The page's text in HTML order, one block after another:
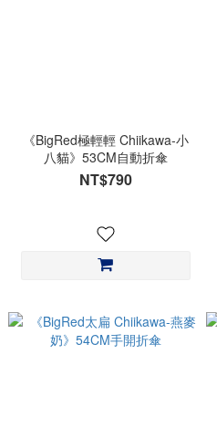
《BigRed極輕輕 Chiikawa-小
八貓》53CM自動折傘
NT$790